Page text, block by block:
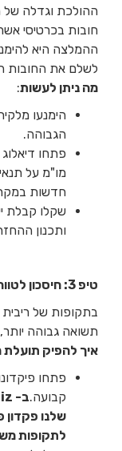
ההולכת וגדלה של
חובות בכרטיסי
ההמלצה היא
לשלם את החובות
מה ניתן לעשות:
הימנעו
הגבוהה.
פתחו
מו"מ על
חדשות
שקלו קבלת
ותכנון
טיפ 3: חיסכון לטווח ארוך בריביות גבוהות
בתקופות של ריבית
תשואה גבוהה יותר,
איך להפיק תועלת
פתחו
קבועה.
לתקופות